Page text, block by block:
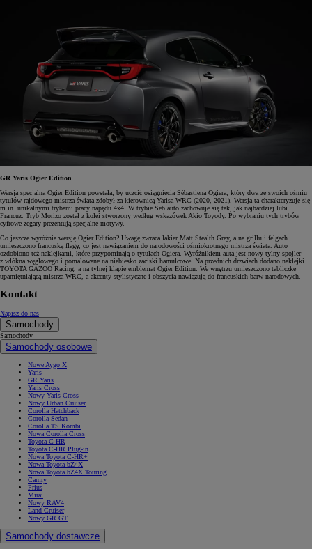
GR Yaris Ogier Edition
Wersja specjalna Ogier Edition powstała, by uczcić osiągnięcia Sébastiena Ogiera, który dwa ze swoich ośmiu
tytułów rajdowego mistrza świata zdobył za kierownicą Yarisa WRC (2020, 2021). Wersja ta charakteryzuje się
m.in. unikalnymi trybami pracy napędu 4x4. W trybie Seb auto zachowuje się tak, jak najbardziej lubi
Francuz. Tryb Morizo został z kolei stworzony według wskazówek Akio Toyody. Po wybraniu tych trybów
cyfrowe zegary prezentują specjalne motywy.
Co jeszcze wyróżnia wersję Ogier Edition? Uwagę zwraca lakier Matt Stealth Grey, a na grillu i felgach
umieszczono francuską flagę, co jest nawiązaniem do narodowości ośmiokrotnego mistrza świata. Auto
ozdobiono też naklejkami, które przypominają o tytułach Ogiera. Wyróżnikiem auta jest nowy tylny spojler
z włókna węglowego i pomalowane na niebiesko zaciski hamulcowe. Na przednich drzwiach dodano naklejki
TOYOTA GAZOO Racing, a na tylnej klapie emblemat Ogier Edition. We wnętrzu umieszczono tabliczkę
upamiętniającą mistrza WRC, a akcenty stylistyczne i obszycia nawiązują do francuskich barw narodowych.
Kontakt
Napisz do nas
Samochody
Samochody
Samochody osobowe
Nowe Aygo X
Yaris
GR Yaris
Yaris Cross
Nowy Yaris Cross
Nowy Urban Cruiser
Corolla Hatchback
Corolla Sedan
Corolla TS Kombi
Nowa Corolla Cross
Toyota C-HR
Toyota C-HR Plug-in
Nowa Toyota C-HR+
Nowa Toyota bZ4X
Nowa Toyota bZ4X Touring
Camry
Prius
Mirai
Nowy RAV4
Land Cruiser
Nowy GR GT
Samochody dostawcze